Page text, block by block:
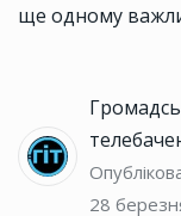
ще одному
28